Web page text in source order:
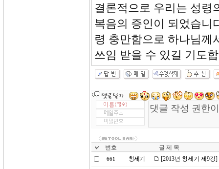
결론적으로 우리는 성령
복음의 증인이 되었습니
령 충만함으로 하나님께
쓰임 받을 수 있길 기도
번호 글 제 목
661 창세기 [2013년 창세기 제9강